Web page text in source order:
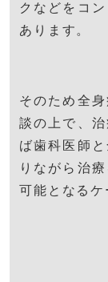
クなどをコ
あります。
そのため全
談の上で、
ば歯科医師
りながら治
可能となるケ